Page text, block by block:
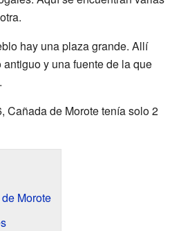
hay una plaza grande. Allí
y una fuente de la que
Cañada de Morote tenía solo 2
Morote